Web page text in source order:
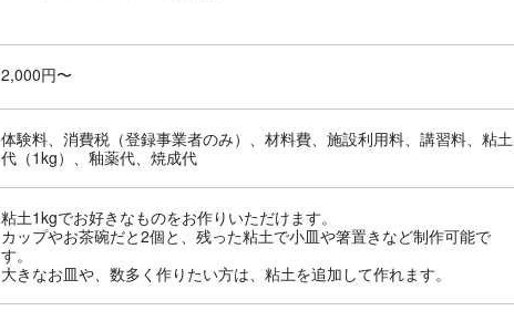
2,000円〜
体験料、消費税（登録事業者のみ）、材料費、施設利用料、講習料、粘土
代（1kg）、釉薬代、焼成代
粘土1kgでお好きなものをお作りいただけます。
カップやお茶碗だと2個と、残った粘土で小皿や箸置きなど制作可能で
す。
大きなお皿や、数多く作りたい方は、粘土を追加して作れます。